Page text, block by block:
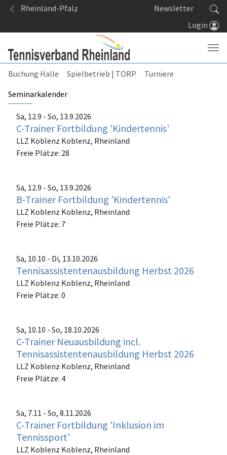
Springe zum Seiteninhalt
Rheinland-Pfalz
Newsletter
Login
Buchung Halle Spielbetrieb | TORP
Turniere
Seminarkalender(current)
Sa, 12.9 - So, 13.9.2026
C-Trainer Fortbildung 'Kindertennis'
LLZ Koblenz Koblenz, Rheinland
Freie Plätze: 28
Sa, 12.9 - So, 13.9.2026
B-Trainer Fortbildung 'Kindertennis'
LLZ Koblenz Koblenz, Rheinland
Freie Plätze: 7
Sa, 10.10 - Di, 13.10.2026
Tennisassistentenausbildung Herbst 2026
LLZ Koblenz Koblenz, Rheinland
Freie Plätze: 0
Sa, 10.10 - So, 18.10.2026
C-Trainer Neuausbildung incl.
Tennisassistentenausbildung Herbst 2026
LLZ Koblenz Koblenz, Rheinland
Freie Plätze: 4
Sa, 7.11 - So, 8.11.2026
C-Trainer Fortbildung 'Inklusion im
Tennissport'
LLZ Koblenz Koblenz, Rheinland